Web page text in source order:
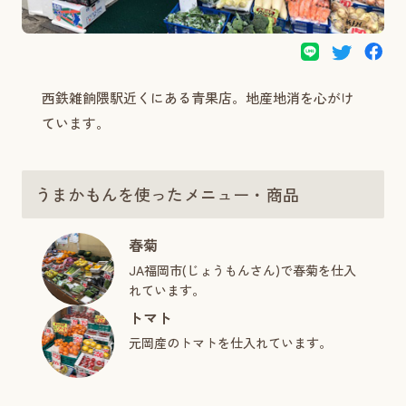
西鉄雑餉隈駅近くにある青果店。地産地消を心がけ
ています。
うまかもんを使ったメニュー・商品
春菊
JA福岡市(じょうもんさん)で春菊を仕入
れています。
トマト
元岡産のトマトを仕入れています。